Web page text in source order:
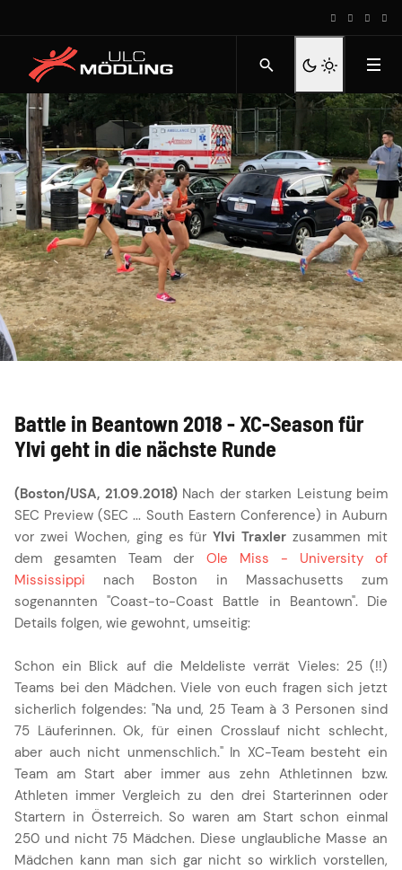
Battle in Beantown 2018 - XC-Season für
Ylvi geht in die nächste Runde
(Boston/USA, 21.09.2018)Nach der starken Leistung beim
SEC Preview (SEC ... South Eastern Conference) in Auburn
vor zwei Wochen, ging es fürYlvi Traxler zusammen mit
dem gesamten Team der Ole Miss - University of
Mississippi nach Boston in Massachusetts zum
sogenannten "Coast-to-Coast Battle in Beantown". Die
Details folgen, wie gewohnt, umseitig:
Schon ein Blick auf die Meldeliste verrät Vieles: 25 (!!)
Teams bei den Mädchen. Viele von euch fragen sich jetzt
sicherlich folgendes: "Na und, 25 Team à 3 Personen sind
75 Läuferinnen. Ok, für einen Crosslauf nicht schlecht,
aber auch nicht unmenschlich." In XC-Team besteht ein
Team am Start aber immer aus zehn Athletinnen bzw.
Athleten immer Vergleich zu den drei Starterinnen oder
Startern in Österreich. So waren am Start schon einmal
250 und nicht 75 Mädchen. Diese unglaubliche Masse an
Mädchen kann man sich gar nicht so wirklich vorstellen,